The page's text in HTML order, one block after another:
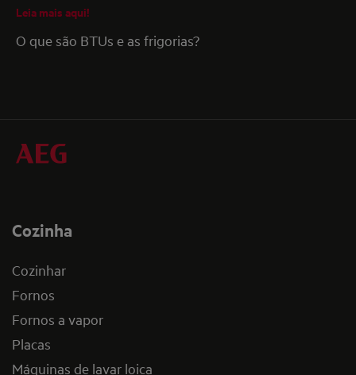
Leia mais aqui!
O que são BTUs e as frigorias?
Cozinha
Cozinhar
Fornos
Fornos a vapor
Placas
Máquinas de lavar loiça